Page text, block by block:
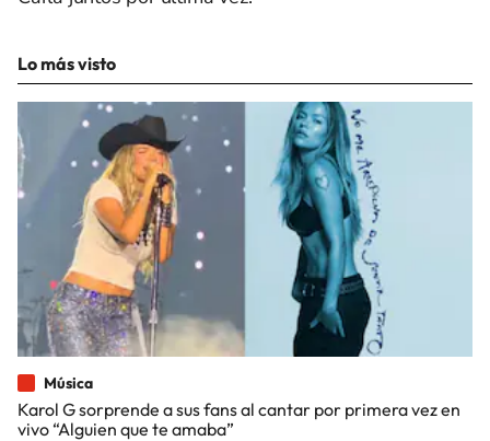
Lo más visto
Música
Karol G sorprende a sus fans al cantar por primera vez en
vivo “Alguien que te amaba”